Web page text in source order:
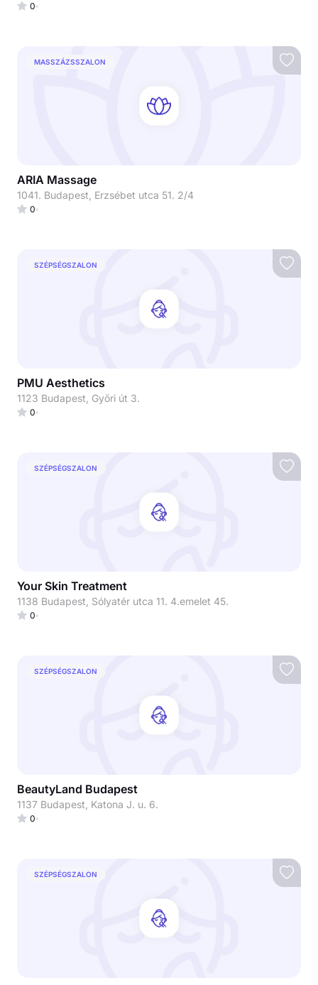
0
MASSZÁZSSZALON
ARIA Massage
1041. Budapest, Erzsébet utca 51. 2/4
0
SZÉPSÉGSZALON
PMU Aesthetics
1123 Budapest, Győri út 3.
0
SZÉPSÉGSZALON
Your Skin Treatment
1138 Budapest, Sólyatér utca 11. 4.emelet 45.
0
SZÉPSÉGSZALON
BeautyLand Budapest
1137 Budapest, Katona J. u. 6.
0
SZÉPSÉGSZALON